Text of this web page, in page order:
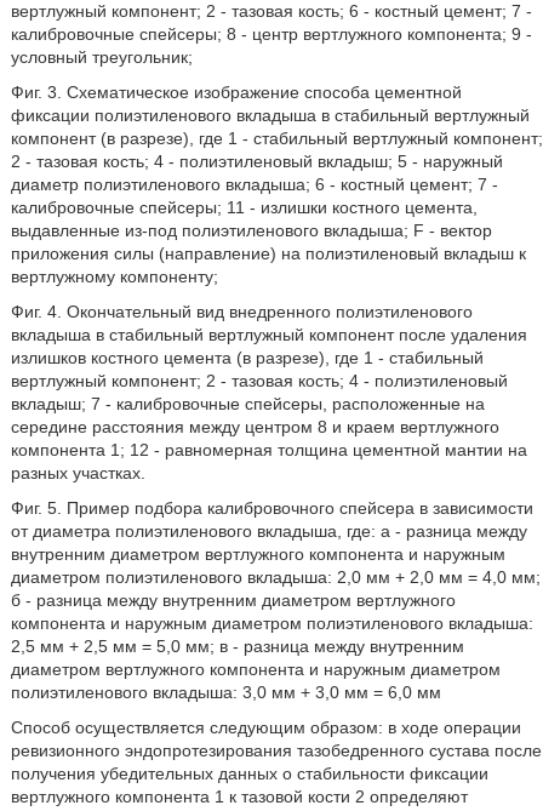
вертлужный компонент; 2 - тазовая кость; 6 - костный цемент; 7 -
калибровочные спейсеры; 8 - центр вертлужного компонента; 9 -
условный треугольник;
Фиг. 3. Схематическое изображение способа цементной
фиксации полиэтиленового вкладыша в стабильный вертлужный
компонент (в разрезе), где 1 - стабильный вертлужный компонент;
2 - тазовая кость; 4 - полиэтиленовый вкладыш; 5 - наружный
диаметр полиэтиленового вкладыша; 6 - костный цемент; 7 -
калибровочные спейсеры; 11 - излишки костного цемента,
выдавленные из-под полиэтиленового вкладыша; F - вектор
приложения силы (направление) на полиэтиленовый вкладыш к
вертлужному компоненту;
Фиг. 4. Окончательный вид внедренного полиэтиленового
вкладыша в стабильный вертлужный компонент после удаления
излишков костного цемента (в разрезе), где 1 - стабильный
вертлужный компонент; 2 - тазовая кость; 4 - полиэтиленовый
вкладыш; 7 - калибровочные спейсеры, расположенные на
середине расстояния между центром 8 и краем вертлужного
компонента 1; 12 - равномерная толщина цементной мантии на
разных участках.
Фиг. 5. Пример подбора калибровочного спейсера в зависимости
от диаметра полиэтиленового вкладыша, где: а - разница между
внутренним диаметром вертлужного компонента и наружным
диаметром полиэтиленового вкладыша: 2,0 мм + 2,0 мм = 4,0 мм;
б - разница между внутренним диаметром вертлужного
компонента и наружным диаметром полиэтиленового вкладыша:
2,5 мм + 2,5 мм = 5,0 мм; в - разница между внутренним
диаметром вертлужного компонента и наружным диаметром
полиэтиленового вкладыша: 3,0 мм + 3,0 мм = 6,0 мм
Способ осуществляется следующим образом: в ходе операции
ревизионного эндопротезирования тазобедренного сустава после
получения убедительных данных о стабильности фиксации
вертлужного компонента 1 к тазовой кости 2 определяют